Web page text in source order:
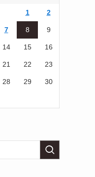
1 2
7 8 9
14 15 16
21 22 23
28 29 30